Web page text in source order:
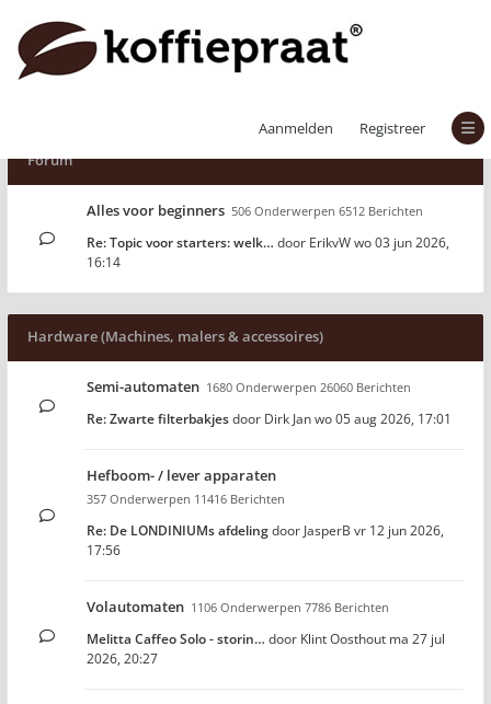
Aanmelden
Registreer
Forum
Alles voor beginners 506 Onderwerpen 6512 Berichten
Re: Topic voor starters: welk… door ErikvWwo 03 jun 2026,
16:14
Hardware (Machines, malers & accessoires)
Semi-automaten 1680 Onderwerpen 26060 Berichten
Re: Zwarte filterbakjesdoor Dirk Janwo 05 aug 2026, 17:01
Hefboom- / lever apparaten
357 Onderwerpen 11416 Berichten
Re: De LONDINIUMs afdelingdoor JasperB vr 12 jun 2026,
17:56
Volautomaten 1106 Onderwerpen 7786 Berichten
Melitta Caffeo Solo - storin… door Klint Oosthout ma 27 jul
2026, 20:27